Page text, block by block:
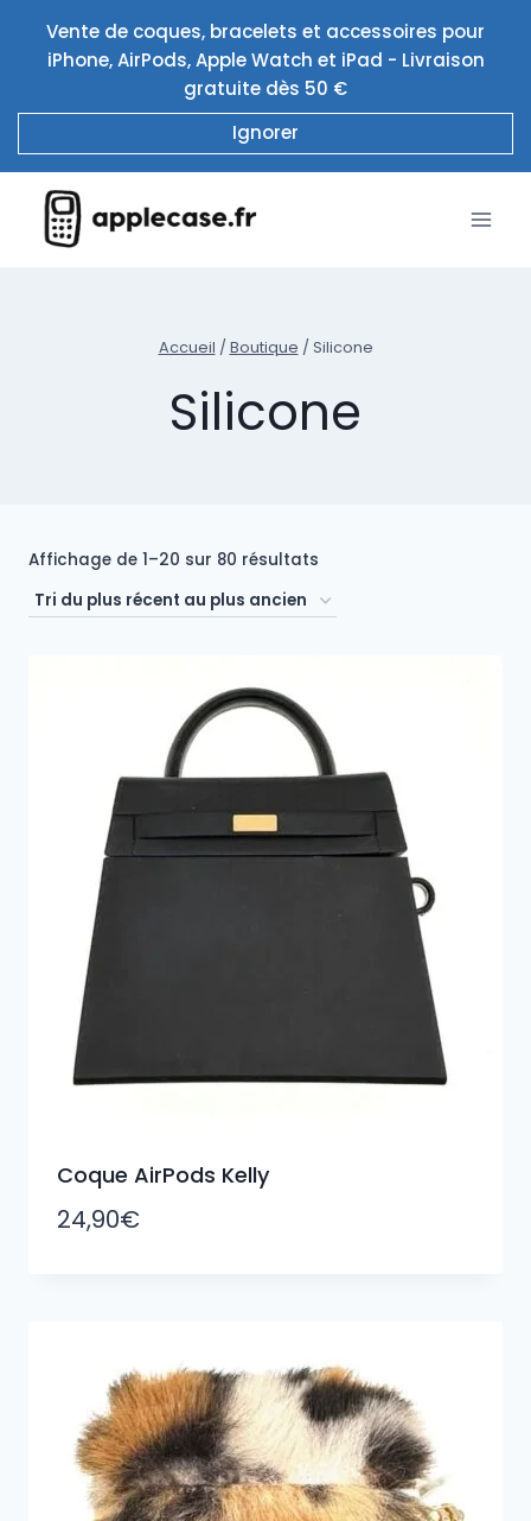
contenu
Vente de coques, bracelets et accessoires pour
iPhone, AirPods, Apple Watch et iPad - Livraison
gratuite dès 50 €
Ignorer
Accueil / Boutique / Silicone
Silicone
Affichage de 1–20 sur 80 résultats
du
plus
ancien
Coque AirPods Kelly
24,90€